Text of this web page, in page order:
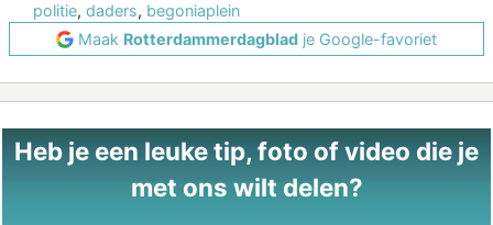
politie, daders, begoniaplein
Maak Rotterdammerdagblad je Google-favoriet
Heb je een leuke tip, foto of video die je
met ons wilt delen?